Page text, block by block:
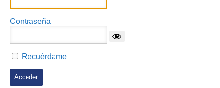
Contraseña
Recuérdame